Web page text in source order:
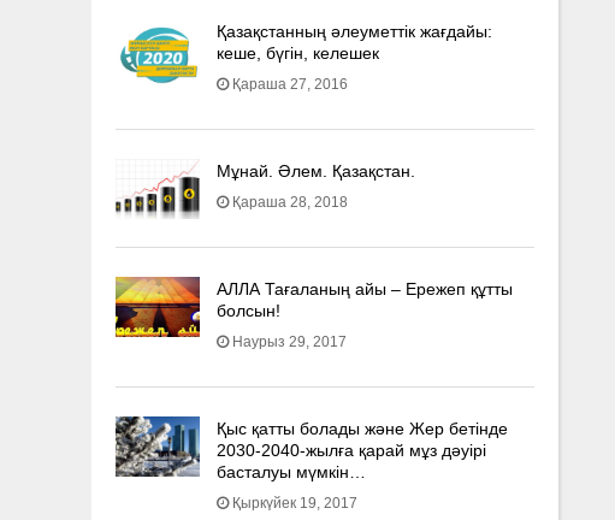
Қазақстанның әлеуметтік жағдайы:
кеше, бүгін, келешек
Қараша 27, 2016
Мұнай. Әлем. Қазақстан.
Қараша 28, 2018
АЛЛА Тағаланың айы – Ережеп құтты
болсын!
Наурыз 29, 2017
Қыс қатты болады және Жер бетінде
2030-2040­-жылға қарай мұз дәуірі
басталуы мүмкін…
Қыркүйек 19, 2017